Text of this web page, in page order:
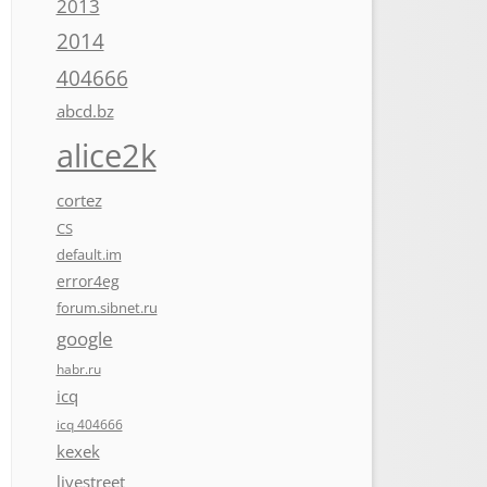
2013
2014
404666
abcd.bz
alice2k
cortez
CS
default.im
error4eg
forum.sibnet.ru
google
habr.ru
icq
icq 404666
kexek
livestreet